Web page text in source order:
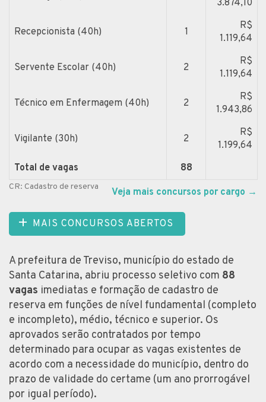
3.874,10
Recepcionista (40h) 1
R$
1.119,64
Servente Escolar (40h) 2
R$
1.119,64
Técnico em Enfermagem (40h) 2
R$
1.943,86
Vigilante (30h) 2
R$
1.199,64
Total de vagas
88
CR: Cadastro de reserva Veja mais concursos por cargo →
MAIS CONCURSOS ABERTOS
A prefeitura de Treviso, município do estado de
Santa Catarina, abriu processo seletivo com 88
vagas imediatas e formação de cadastro de
reserva em funções de nível fundamental (completo
e incompleto), médio, técnico e superior. Os
aprovados serão contratados por tempo
determinado para ocupar as vagas existentes de
acordo com a necessidade do município, dentro do
prazo de validade do certame (um ano prorrogável
por igual período).